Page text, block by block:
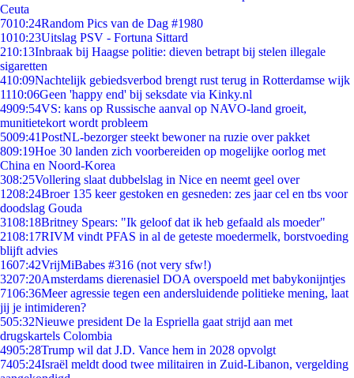
Ceuta
7010:24Random Pics van de Dag #1980
1010:23Uitslag PSV - Fortuna Sittard
210:13Inbraak bij Haagse politie: dieven betrapt bij stelen illegale
sigaretten
410:09Nachtelijk gebiedsverbod brengt rust terug in Rotterdamse wijk
1110:06Geen 'happy end' bij seksdate via Kinky.nl
4909:54VS: kans op Russische aanval op NAVO-land groeit,
munitietekort wordt probleem
5009:41PostNL-bezorger steekt bewoner na ruzie over pakket
809:19Hoe 30 landen zich voorbereiden op mogelijke oorlog met
China en Noord-Korea
308:25Vollering slaat dubbelslag in Nice en neemt geel over
1208:24Broer 135 keer gestoken en gesneden: zes jaar cel en tbs voor
doodslag Gouda
3108:18Britney Spears: "Ik geloof dat ik heb gefaald als moeder"
2108:17RIVM vindt PFAS in al de geteste moedermelk, borstvoeding
blijft advies
1607:42VrijMiBabes #316 (not very sfw!)
3207:20Amsterdams dierenasiel DOA overspoeld met babykonijntjes
7106:36Meer agressie tegen een andersluidende politieke mening, laat
jij je intimideren?
505:32Nieuwe president De la Espriella gaat strijd aan met
drugskartels Colombia
4905:28Trump wil dat J.D. Vance hem in 2028 opvolgt
7405:24Israël meldt dood twee militairen in Zuid-Libanon, vergelding